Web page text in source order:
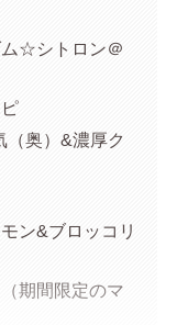
☆シトロン＠
（奥）&濃厚ク
ン&ブロッコリ
期間限定のマ